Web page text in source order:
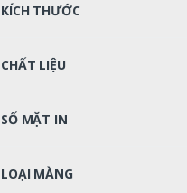
KÍCH THƯỚC
CHẤT LIỆU
SỐ MẶT IN
LOẠI MÀNG